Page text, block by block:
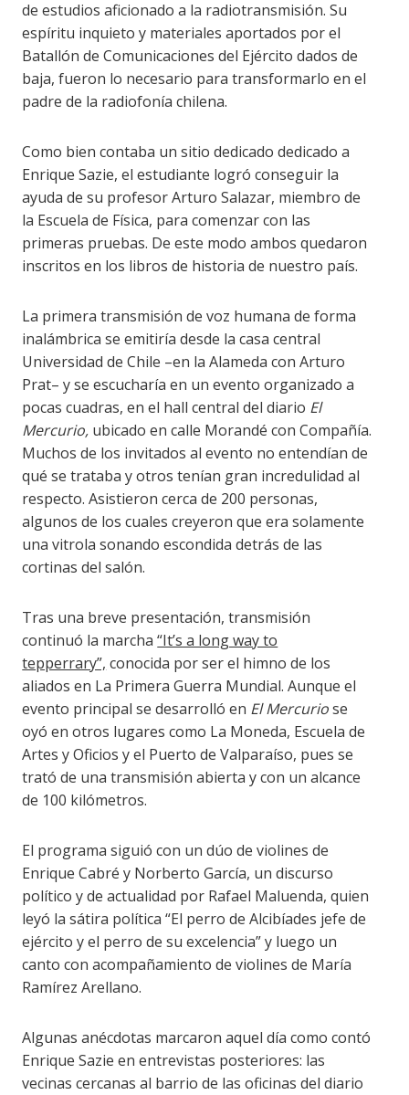
de estudios aficionado a la radiotransmisión. Su
espíritu inquieto y materiales aportados por el
Batallón de Comunicaciones del Ejército dados de
baja, fueron lo necesario para transformarlo en el
padre de la radiofonía chilena.
Como bien contaba un sitio dedicado dedicado a
Enrique Sazie, el estudiante logró conseguir la
ayuda de su profesor Arturo Salazar, miembro de
la Escuela de Física, para comenzar con las
primeras pruebas. De este modo ambos quedaron
inscritos en los libros de historia de nuestro país.
La primera transmisión de voz humana de forma
inalámbrica se emitiría desde la casa central
Universidad de Chile –en la Alameda con Arturo
Prat– y se escucharía en un evento organizado a
pocas cuadras, en el hall central del diario El
Mercurio, ubicado en calle Morandé con Compañía.
Muchos de los invitados al evento no entendían de
qué se trataba y otros tenían gran incredulidad al
respecto. Asistieron cerca de 200 personas,
algunos de los cuales creyeron que era solamente
una vitrola sonando escondida detrás de las
cortinas del salón.
Tras una breve presentación, transmisión
continuó la marcha“It’s a long way to
tepperrary”, conocida por ser el himno de los
aliados en La Primera Guerra Mundial. Aunque el
evento principal se desarrolló en El Mercuriose
oyó en otros lugares como La Moneda, Escuela de
Artes y Oficios y el Puerto de Valparaíso, pues se
trató de una transmisión abierta y con un alcance
de 100 kilómetros.
El programa siguió con un dúo de violines de
Enrique Cabré y Norberto García, un discurso
político y de actualidad por Rafael Maluenda, quien
leyó la sátira política “El perro de Alcibíades jefe de
ejército y el perro de su excelencia” y luego un
canto con acompañamiento de violines de María
Ramírez Arellano.
Algunas anécdotas marcaron aquel día como contó
Enrique Sazie en entrevistas posteriores: las
vecinas cercanas al barrio de las oficinas del diario